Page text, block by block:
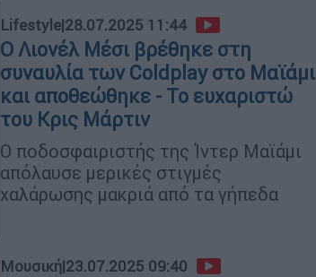
Lifestyle|28.07.2025 11:44
Ο Λιονέλ Μέσι βρέθηκε στη
συναυλία των Coldplay στο Μαϊάμι
και αποθεώθηκε - Το ευχαριστώ
του Κρις Μάρτιν
Ο ποδοσφαιριστής της Ίντερ Μαϊάμι
απόλαυσε μερικές στιγμές
χαλάρωσης μακριά από τα γήπεδα
Μουσική|23.07.2025 09:40